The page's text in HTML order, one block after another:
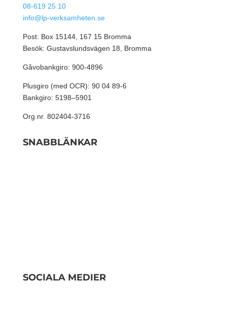
08-619 25 10
info@lp-verksamheten.se
Post: Box 15144, 167 15 Bromma
Besök: Gustavslundsvägen 18, Bromma
Gåvobankgiro: 900-4896
Plusgiro (med OCR): 90 04 89-6
Bankgiro: 5198–5901
Org.nr. 802404-3716
SNABBLÄNKAR
SOCIALA MEDIER